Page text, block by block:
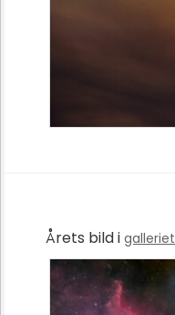
Årets bild i galleriet